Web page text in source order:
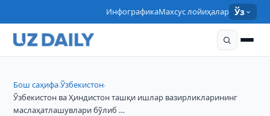
ИнфографикаМахсус лойиҳалар Ўз
Бош саҳифа›Ўзбекистон›
Ўзбекистон ва Ҳиндистон ташқи ишлар вазирликларининг
маслаҳатлашувлари бўлиб …